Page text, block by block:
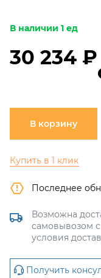
В наличии 1 ед
30 234 ₽
В корзину
Купить в 1 клик
Последнее
Возможна
самовывозом
условия
Получить